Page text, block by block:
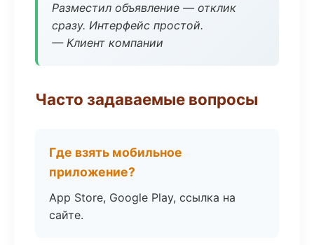
Разместил объявление — отклик
сразу. Интерфейс простой.
— Клиент компании
Часто задаваемые вопросы
Где взять мобильное
приложение?
App Store, Google Play, ссылка на
сайте.